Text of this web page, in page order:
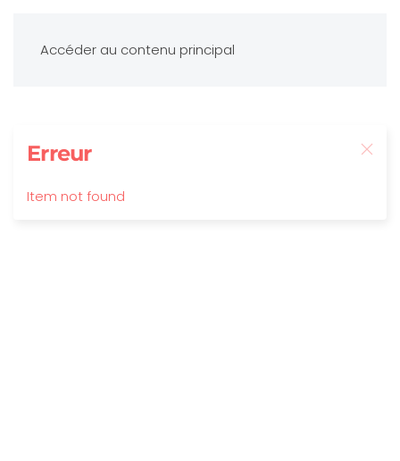
Accéder au contenu principal
Erreur
Item not found